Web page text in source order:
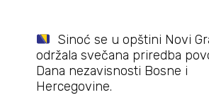
Sinoć se u opštini Novi
održala svečana priredba
Dana nezavisnosti Bosne i
Hercegovine.